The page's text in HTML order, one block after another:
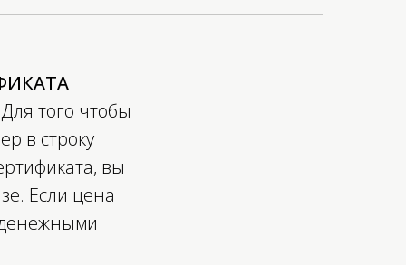
того чтобы
в строку
вы
Если цена